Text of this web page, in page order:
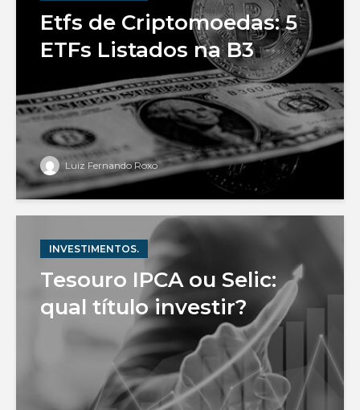
Etfs de Criptomoedas: 5
ETFs Listados na B3
Luiz Fernando Roxo
INVESTIMENTOS.
Tesouro IPCA ou Selic:
qual título investir?